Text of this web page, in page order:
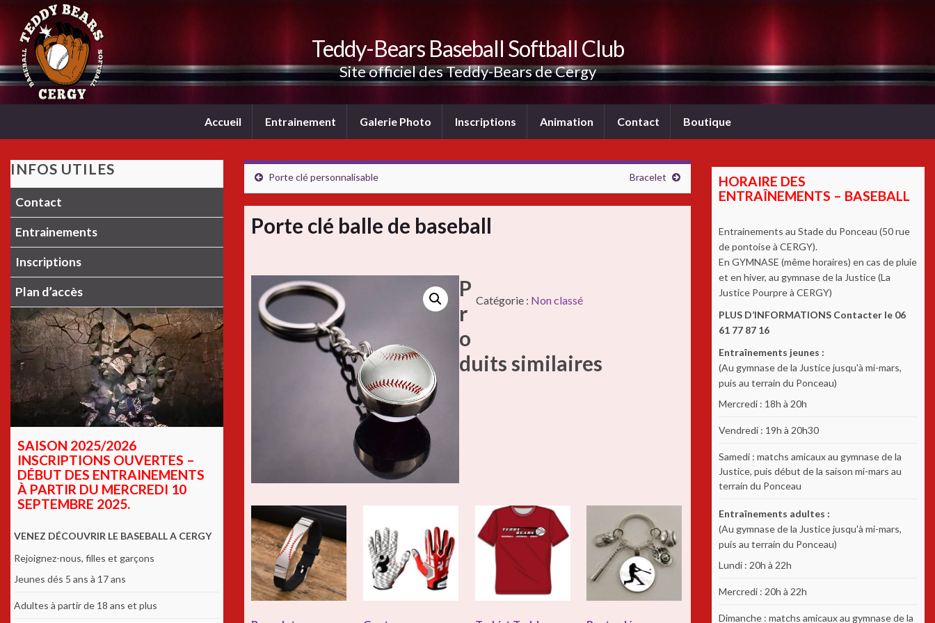
Teddy-Bears Baseball Softball Club
Site officiel des Teddy-Bears de Cergy
Accueil Entrainement Galerie Photo Inscriptions Animation Contact Boutique
Porte clé personnalisable Bracelet
Porte clé balle de baseball
Catégorie : Non classé
P
r
o
duits similaires
INFOS UTILES
Contact
Entrainements
Inscriptions
Plan d’accès
SAISON 2025/2026
INSCRIPTIONS OUVERTES –
DÉBUT DES ENTRAINEMENTS
À PARTIR DU MERCREDI 10
SEPTEMBRE 2025.
VENEZ DÉCOUVRIR LE BASEBALL A CERGY
Rejoignez-nous, filles et garçons
Jeunes dés 5 ans à 17 ans
Adultes à partir de 18 ans et plus
HORAIRE DES
ENTRAÎNEMENTS – BASEBALL
Entrainements au Stade du Ponceau (50 rue
de pontoise à CERGY).
En GYMNASE (même horaires) en cas de pluie
et en hiver, au gymnase de la Justice (La
Justice Pourpre à CERGY)
PLUS D’INFORMATIONS Contacter le 06
61 77 87 16
Entraînements jeunes :
(Au gymnase de la Justice jusqu'à mi-mars,
puis au terrain du Ponceau)
Mercredi : 18h à 20h
Vendredi : 19h à 20h30
Samedi : matchs amicaux au gymnase de la
Justice, puis début de la saison mi-mars au
terrain du Ponceau
Entraînements adultes :
(Au gymnase de la Justice jusqu'à mi-mars,
puis au terrain du Ponceau)
Lundi : 20h à 22h
Mercredi : 20h à 22h
Dimanche : matchs amicaux au gymnase de la